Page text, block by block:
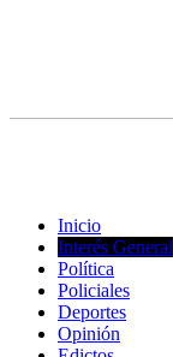
Inicio
Interés General
Política
Policiales
Deportes
Opinión